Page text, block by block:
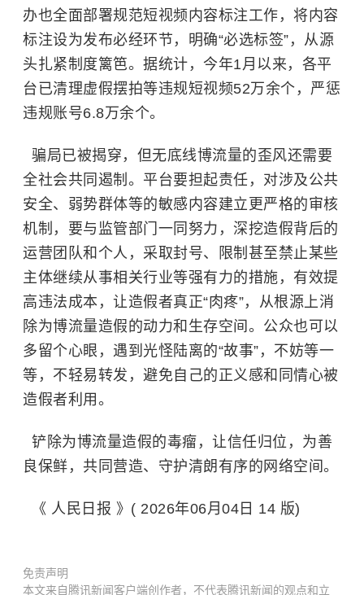
办也全面部署规范短视频内容标注工作，将内容
标注设为发布必经环节，明确“必选标签”，从源
头扎紧制度篱笆。据统计，今年1月以来，各平
台已清理虚假摆拍等违规短视频52万余个，严惩
违规账号6.8万余个。
骗局已被揭穿，但无底线博流量的歪风还需要
全社会共同遏制。平台要担起责任，对涉及公共
安全、 弱势群体等的敏感内容建立更严格的审核
机制，要与监管部门一同努力，深挖造假背后的
运营团队和个人，采取封号、限制甚至禁止某些
主体继续从事相关行业等强有力的措施，有效提
高违法成本，让造假者真正“肉疼”，从根源上消
除为博流量造假的动力和生存空间。公众也可以
多留个心眼，遇到光怪陆离的“故事”，不妨等一
等，不轻易转发，避免自己的正义感和同情心被
造假者利用。
铲除为博流量造假的毒瘤，让信任归位，为善
良保鲜，共同营造、守护清朗有序的网络空间。
《 人民日报 》( 2026年06月04日 14 版)
免责声明
本文来自腾讯新闻客户端创作者，不代表腾讯新闻的观点和立